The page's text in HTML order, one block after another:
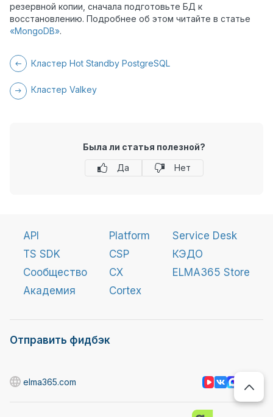
резервной копии, сначала подготовьте БД к
восстановлению. Подробнее об этом читайте в статье
«MongoDB».
Кластер Hot Standby PostgreSQL
Кластер Valkey
Была ли статья полезной?
Да
Нет
API
TS SDK
Сообщество
Академия
Platform
CSP
CX
Cortex
Service Desk
КЭДО
ELMA365 Store
Отправить фидбэк
elma365.com